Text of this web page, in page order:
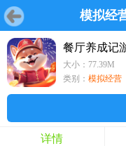
模拟经
首页 游戏
首页 游戏 软件 鸿蒙
游戏
鸿
软件
餐厅养成记
大小：77.39M
类别： 模拟经营
详情